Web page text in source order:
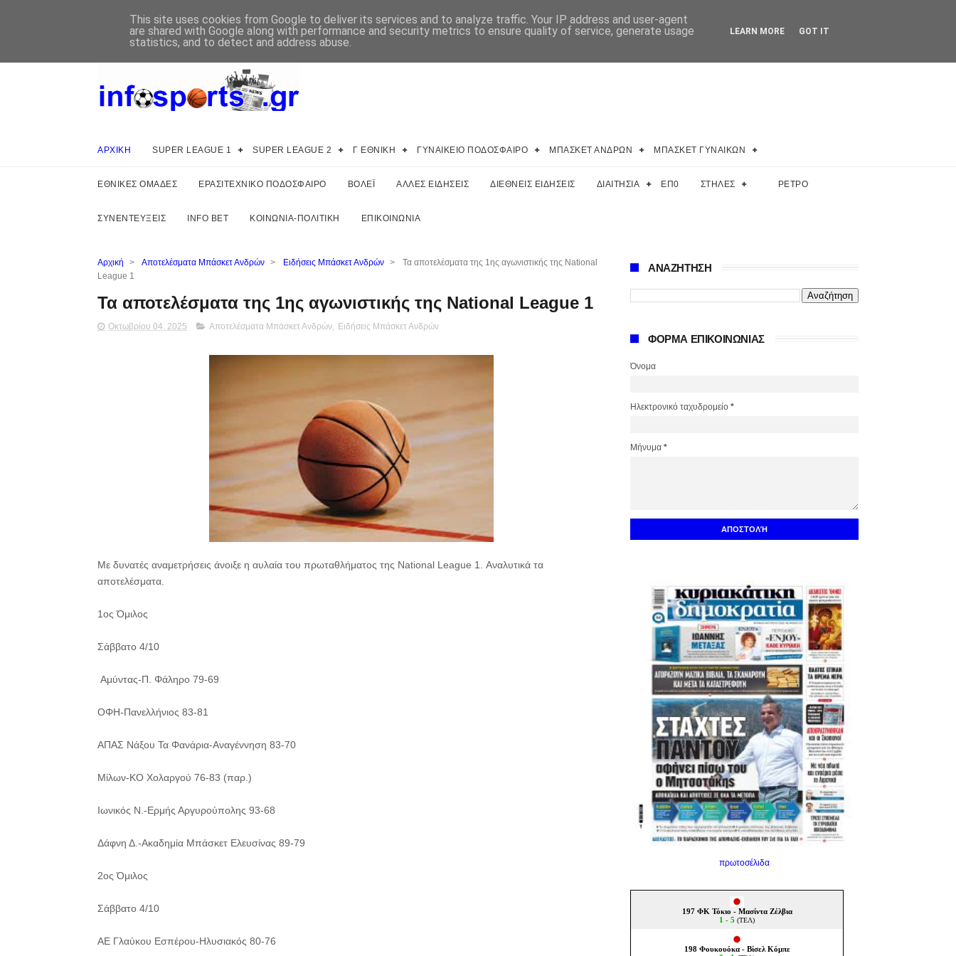
ΑΡΧΙΚΗ SUPER LEAGUE 1 SUPER LEAGUE 2 Γ ΕΘΝΙΚΗ ΓΥΝΑΙΚΕΙΟ ΠΟΔΟΣΦΑΙΡΟ ΜΠΑΣΚΕΤ ΑΝΔΡΩΝ ΜΠΑΣΚΕΤ ΓΥΝΑΙΚΩΝ
ΕΘΝΙΚΕΣ ΟΜΑΔΕΣ ΕΡΑΣΙΤΕΧΝΙΚΟ ΠΟΔΟΣΦΑΙΡΟ ΒΟΛΕΪ ΑΛΛΕΣ ΕΙΔΗΣΕΙΣ ΔΙΕΘΝΕΙΣ ΕΙΔΗΣΕΙΣ ΔΙΑΙΤΗΣΙΑ ΕΠ0 ΣΤΗΛΕΣ ΡΕΤΡΟ
ΣΥΝΕΝΤΕΥΞΕΙΣ INFO BET ΚΟΙΝΩΝΙΑ-ΠΟΛΙΤΙΚΗ ΕΠΙΚΟΙΝΩΝΙΑ
Αρχική > Αποτελέσματα Μπάσκετ Ανδρών > Ειδήσεις Μπάσκετ Ανδρών >
Τα αποτελέσματα της 1ης αγωνιστικής της National
League 1
Τα αποτελέσματα της 1ης αγωνιστικής της National League 1
Οκτωβρίου 04, 2025 Αποτελέσματα Μπάσκετ Ανδρών, Ειδήσεις Μπάσκετ Ανδρών
Με δυνατές αναμετρήσεις άνοιξε η αυλαία του πρωταθλήματος της National League 1. Αναλυτικά τα
αποτελέσματα.
1ος Όμιλος
Σάββατο 4/10
Αμύντας-Π. Φάληρο 79-69
ΟΦΗ-Πανελλήνιος 83-81
ΑΠΑΣ Νάξου Τα Φανάρια-Αναγέννηση 83-70
Μίλων-ΚΟ Χολαργού 76-83 (παρ.)
Ιωνικός Ν.-Ερμής Αργυρούπολης 93-68
Δάφνη Δ.-Ακαδημία Μπάσκετ Ελευσίνας 89-79
2ος Όμιλος
Σάββατο 4/10
ΑΕ Γλαύκου Εσπέρου-Ηλυσιακός 80-76
ΑΝΑΖΗΤΗΣΗ
ΦΟΡΜΑ ΕΠΙΚΟΙΝΩΝΙΑΣ
Όνομα
Ηλεκτρονικό ταχυδρομείο *
Μήνυμα *
πρωτοσέλιδα
This site uses cookies from Google to deliver its services and to analyze traffic. Your IP address and user-agent
are shared with Google along with performance and security metrics to ensure quality of service, generate usage
statistics, and to detect and address abuse.
LEARN MORE GOT IT